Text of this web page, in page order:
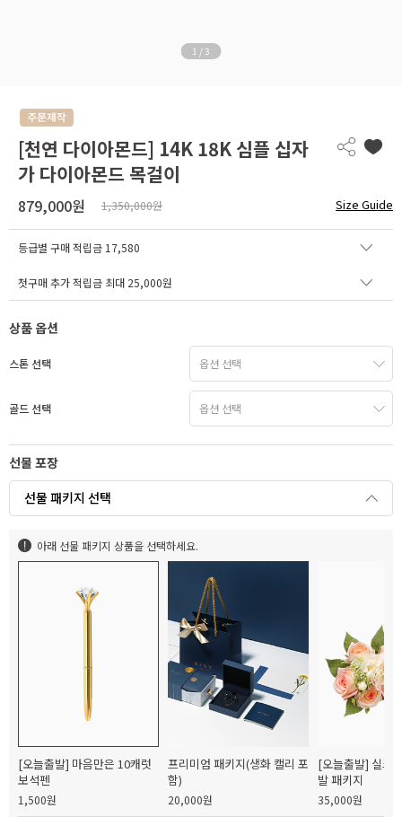
1 / 3
[천연 다이아몬드] 14K 18K 심플 십자
가 다이아몬드 목걸이
879,000원 1,350,000원 Size Guide
등급별 구매 적립금 17,580
첫구매 추가 적립금 최대 25,000원
상품 옵션
스톤 선택
골드 선택
선물 포장
선물 패키지 선택
아래 선물 패키지 상품을 선택하세요.
[오늘출발] 마음만은 10캐럿
보석펜
1,500원
프리미엄 패키지(생화 캘리 포
함)
20,000원
[오늘출발] 실크
발 패키지
35,000원